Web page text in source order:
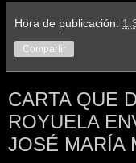
Hora de publicación:
Compartir
CARTA QUE
ROYUELA
JOSÉ MARÍA